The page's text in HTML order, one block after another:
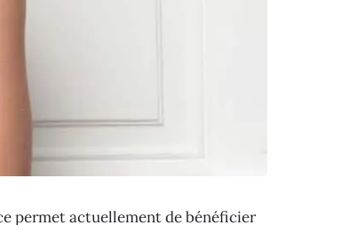
permet actuellement de bénéficier